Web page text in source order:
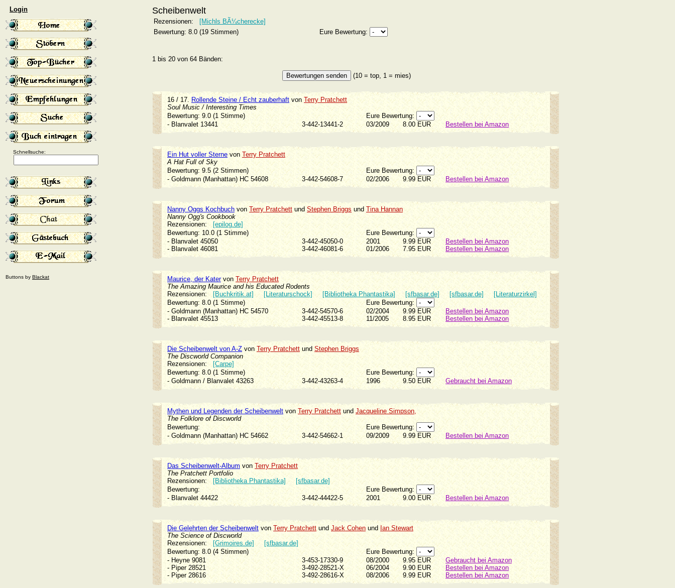
Login
Schnellsuche:
Buttons by Blackat
Scheibenwelt
Rezensionen:
[Michls BÃ¼cherecke]
Bewertung: 8.0 (19 Stimmen)
Eure Bewertung:
1 bis 20 von 64 Bänden:
(10 = top, 1 = mies)
16 / 17. Rollende Steine / Echt zauberhaft vonTerry Pratchett
Soul Music / Interesting Times
Bewertung: 9.0 (1 Stimme)
Eure Bewertung:
- Blanvalet 13441
3-442-13441-2 03/2009 8.00 EUR Bestellen bei Amazon
Ein Hut voller SternevonTerry Pratchett
A Hat Full of Sky
Bewertung: 9.5 (2 Stimmen)
Eure Bewertung:
- Goldmann (Manhattan) HC 54608
3-442-54608-7 02/2006 9.99 EUR Bestellen bei Amazon
Nanny Oggs Kochbuch vonTerry Pratchettund Stephen Briggs und Tina Hannan
Nanny Ogg's Cookbook
Rezensionen:[epilog.de]
Bewertung: 10.0 (1 Stimme)
Eure Bewertung:
- Blanvalet 45050
3-442-45050-0 2001 9.99 EUR
Bestellen bei Amazon
- Blanvalet 46081
3-442-46081-6 01/2006 7.95 EUR Bestellen bei Amazon
Maurice, der KatervonTerry Pratchett
The Amazing Maurice and his Educated Rodents
Rezensionen:[Buchkritik.at] [Literaturschock] [Bibliotheka Phantastika] [sfbasar.de] [sfbasar.de]
[Literaturzirkel]
Bewertung: 8.0 (1 Stimme)
Eure Bewertung:
- Goldmann (Manhattan) HC 54570
3-442-54570-6 02/2004 9.99 EUR
Bestellen bei Amazon
- Blanvalet 45513
3-442-45513-8 11/2005 8.95 EUR Bestellen bei Amazon
Die Scheibenwelt von A-ZvonTerry Pratchettund Stephen Briggs
The Discworld Companion
Rezensionen:[Carpe]
Bewertung: 8.0 (1 Stimme)
Eure Bewertung:
- Goldmann / Blanvalet 43263
3-442-43263-4 1996 9.50 EUR Gebraucht bei Amazon
Mythen und Legenden der Scheibenwelt von Terry Pratchett undJacqueline Simpson,
The Folklore of Discworld
Bewertung:
Eure Bewertung:
- Goldmann (Manhattan) HC 54662
3-442-54662-1 09/2009 9.99 EUR Bestellen bei Amazon
Das Scheibenwelt-Albumvon Terry Pratchett
The Pratchett Portfolio
Rezensionen:[Bibliotheka Phantastika]
[sfbasar.de]
Bewertung:
Eure Bewertung:
- Blanvalet 44422
3-442-44422-5 2001 9.00 EUR Bestellen bei Amazon
Die Gelehrten der ScheibenweltvonTerry PratchettundJack Cohen und Ian Stewart
The Science of Discworld
Rezensionen:[Grimoires.de]
[sfbasar.de]
Bewertung: 8.0 (4 Stimmen)
Eure Bewertung:
- Heyne 9081
3-453-17330-9 08/2000 9.95 EUR
Gebraucht bei Amazon
- Piper 28521
3-492-28521-X 06/2004 9.90 EUR
Bestellen bei Amazon
- Piper 28616
3-492-28616-X 08/2006 9.99 EUR Bestellen bei Amazon